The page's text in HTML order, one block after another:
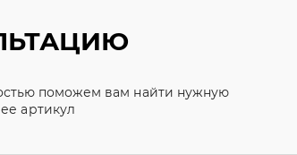
поможем вам найти нужную
артикул